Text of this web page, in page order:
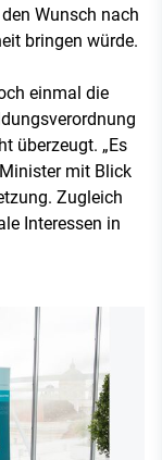
Wunsch nach
bringen würde.
einmal die
überzeugt. „Es
mit Blick
Zugleich
Interessen in